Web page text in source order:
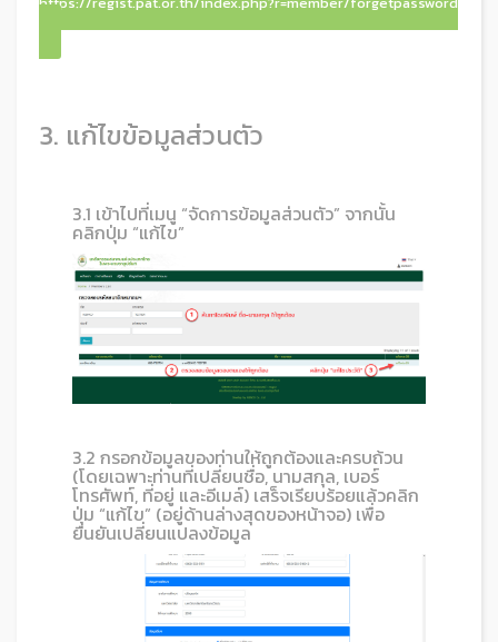
3. แก้ไขข้อมูลส่วนตัว
3.1 เข้าไปที่เมนู “จัดการข้อมูลส่วนตัว” จากนั้น
คลิกปุ่ม “แก้ไข”
3.2 กรอกข้อมูลของท่านให้ถูกต้องและครบถ้วน
(โดยเฉพาะท่านที่เปลี่ยนชื่อ, นามสกุล, เบอร์
โทรศัพท์, ที่อยู่ และอีเมล์) เสร็จเรียบร้อยแล้วคลิก
ปุ่ม “แก้ไข” (อยู่ด้านล่างสุดของหน้าจอ) เพื่อ
ยืนยันเปลี่ยนแปลงข้อมูล